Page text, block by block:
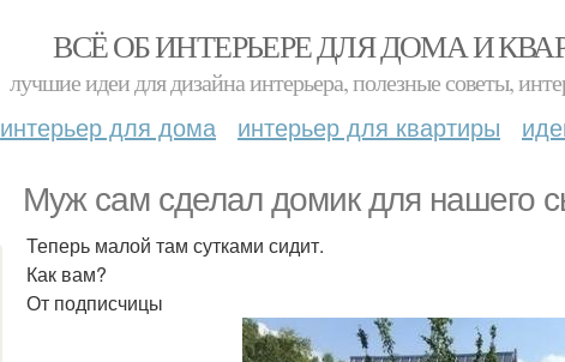
ВСЁ ОБ ИНТЕРЬЕРЕ ДЛЯ ДОМА И
лучшие идеи для дизайна интерьера, полезные советы,
интерьер для дома интерьер для квартиры
Муж сам сделал домик для нашего
Теперь малой там сутками сидит.
Как вам?
От подписчицы